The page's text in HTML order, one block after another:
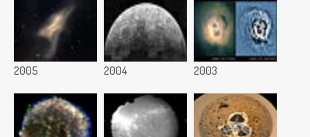
2005 2004 2003